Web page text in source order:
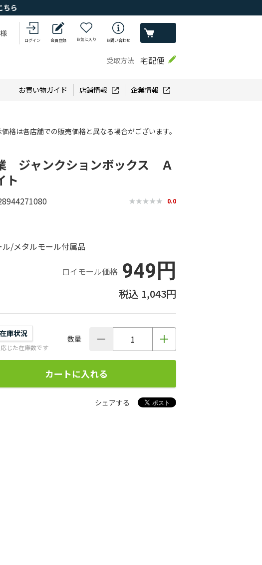
ちら
ログイン 会員登録 お気に入り お問い合わせ
受取方法 宅配便
お買い物ガイド 店舗情報 企業情報
格は各店舗での販売価格と異なる場合がございます。
ジャンクションボックス Ａ
ト
0.0
/メタルモール付属品
ロイモール価格 949円
1,043円
庫状況
じた在庫数です
数量
カートに入れる
シェアする